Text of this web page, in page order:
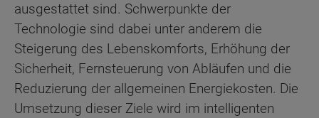
ausgestattet sind. Schwerpunkte der
Technologie sind dabei unter anderem die
Steigerung des Lebenskomforts, Erhöhung der
Sicherheit, Fernsteuerung von Abläufen und die
Reduzierung der allgemeinen Energiekosten. Die
Umsetzung dieser Ziele wird im intelligenten